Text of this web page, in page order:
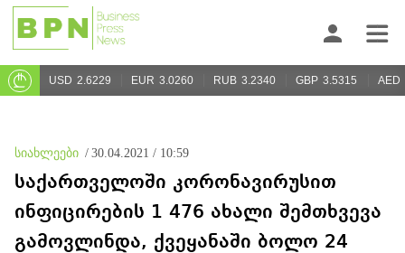
USD 2.6229 EUR 3.0260 RUB 3.2340 GBP 3.5315 AED
სიახლეები / 30.04.2021 / 10:59
საქართველოში კორონავირუსით
ინფიცირების 1 476 ახალი შემთხვევა
გამოვლინდა, ქვეყანაში ბოლო 24